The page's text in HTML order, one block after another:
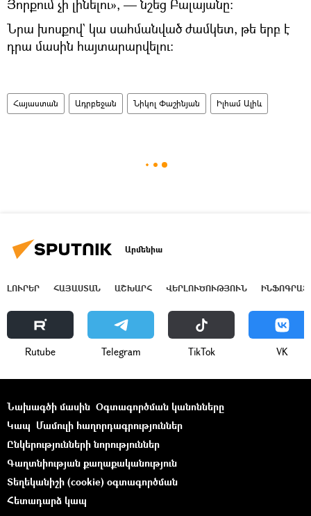
Յորքում չի լինելու», — նշեց Բալայանը։
Նրա խոսքով` կա սահմանված ժամկետ, թե երբ է
դրա մասին հայտարարվելու։
Հայաստան Ադրբեջան Նիկոլ Փաշինյան Իլհամ Ալիև
Արմենիա
ԼՈՒՐԵՐ ՀԱՅԱՍՏԱՆ ԱՇԽԱՐՀ ՎԵՐԼՈՒԾՈՒԹՅՈՒՆ
Rutube Telegram ТikТоk VK
Նախագծի մասին Օգտագործման կանոնները
Կապ Մամուլի հաղորդագրություններ
Ընկերությունների նորություններ
Գաղտնիության քաղաքականություն
Տեղեկանիշի (cookie) օգտագործման
Հետադարձ կապ